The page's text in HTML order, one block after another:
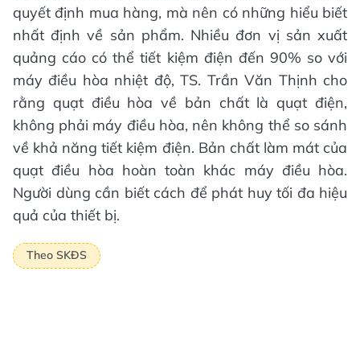
quyết định mua hàng, mà nên có những hiểu biết
nhất định về sản phẩm. Nhiều đơn vị sản xuất
quảng cáo có thể tiết kiệm điện đến 90% so với
máy điều hòa nhiệt độ, TS. Trần Văn Thịnh cho
rằng quạt điều hòa về bản chất là quạt điện,
không phải máy điều hòa, nên không thể so sánh
về khả năng tiết kiệm điện. Bản chất làm mát của
quạt điều hòa hoàn toàn khác máy điều hòa.
Người dùng cần biết cách để phát huy tối đa hiệu
quả của thiết bị.
Theo SKĐS